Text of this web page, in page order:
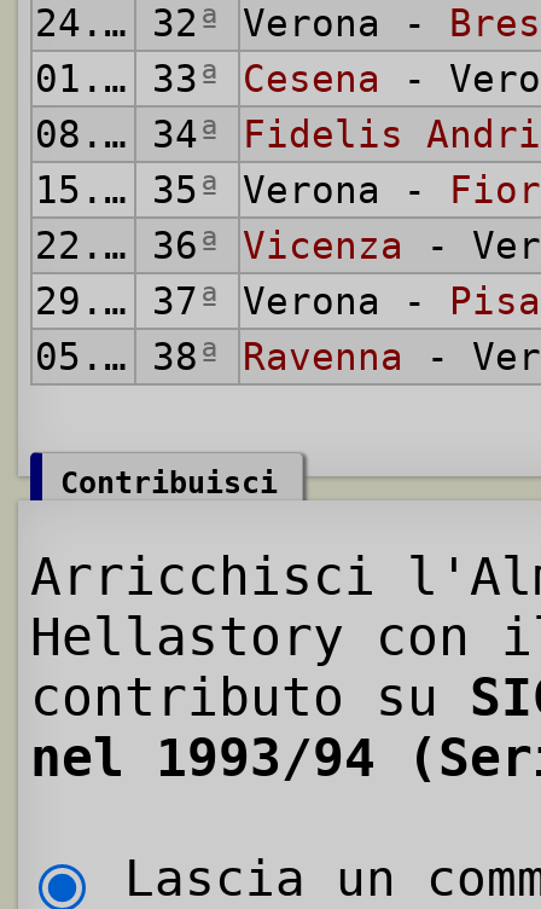
24.04.1994
32ª Verona -
01.05.1994
33ª Cesena -
08.05.1994
34ª
Fidelis
15.05.1994
35ª Verona -
22.05.1994
36ª Vicenza -
29.05.1994
37ª Verona - Pisa
05.06.1994
38ª Ravenna -
Contribuisci
Arricchisci
Hellastory con
contributo su
nel 1993/94
Lascia un